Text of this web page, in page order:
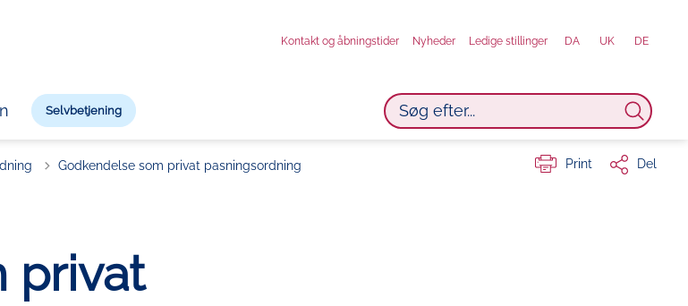
Kontakt og åbningstider Nyheder Ledige stillinger DA UK DE
Selvbetjening
Godkendelse som privat pasningsordning Print Del
privat